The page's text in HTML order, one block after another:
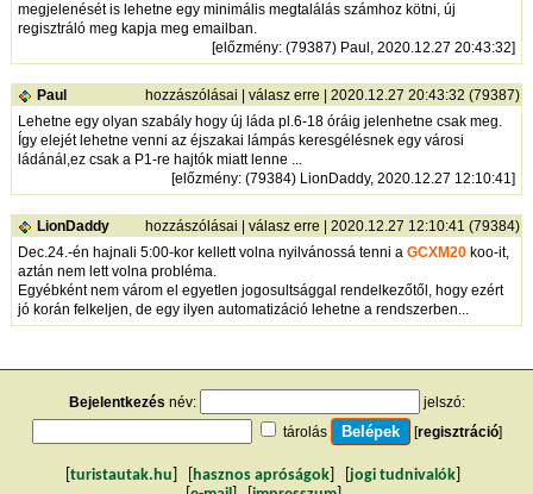
megjelenését is lehetne egy minimális megtalálás számhoz kötni, új
regisztráló meg kapja meg emailban.
[előzmény: (79387) Paul, 2020.12.27 20:43:32]
Paul hozzászólásai válasz erre | 2020.12.27 20:43:32 (79387)
Lehetne egy olyan szabály hogy új láda pl.6-18 óráig jelenhetne csak meg.
Így elejét lehetne venni az éjszakai lámpás keresgélésnek egy városi
ládánál,ez csak a P1-re hajtók miatt lenne ...
[előzmény: (79384) LionDaddy, 2020.12.27 12:10:41]
LionDaddy hozzászólásai válasz erre | 2020.12.27 12:10:41 (79384)
Dec.24.-én hajnali 5:00-kor kellett volna nyilvánossá tenni a GCXM20koo-it,
aztán nem lett volna probléma.
Egyébként nem várom el egyetlen jogosultsággal rendelkezőtől, hogy ezért
jó korán felkeljen, de egy ilyen automatizáció lehetne a rendszerben...
Bejelentkezés név:
jelszó:
tárolás
[regisztráció]
turistautak.hu hasznos apróságok jogi tudnivalók